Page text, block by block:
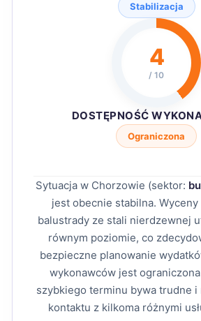
Stabilizacja
4
/ 10
DOSTĘPNOŚĆ
Ograniczona
Sytuacja w Chorzowie (sektor:
jest obecnie stabilna. Wyceny
balustrady ze stali nierdzewnej
równym poziomie, co
bezpieczne planowanie
wykonawców jest
szybkiego terminu bywa trudne i
kontaktu z kilkoma różnymi